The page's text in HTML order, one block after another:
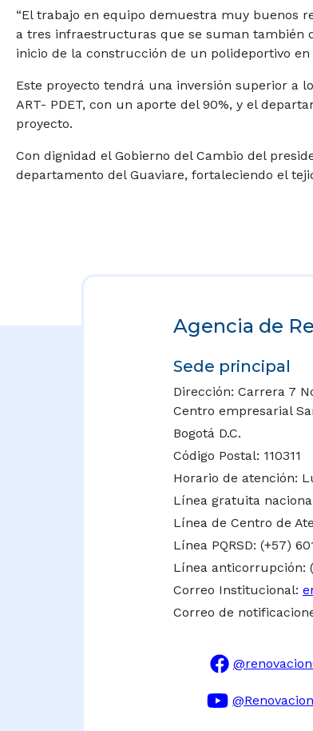
“El trabajo en equipo demuestra muy buenos
a tres infraestructuras que se suman también
inicio de la construcción de un polideportivo en
Este proyecto tendrá una inversión superior a
ART- PDET, con un aporte del 90%, y el
proyecto.
Con dignidad el Gobierno del Cambio del
departamento del Guaviare, fortaleciendo el
Agencia de
Sede principal
Dirección: Carrera 7
Centro empresarial
Bogotá D.C.
Código Postal: 110311
Horario de atención:
Línea gratuita
Línea de Centro de
Línea PQRSD: (+57)
Línea anticorrupción:
Correo Institucional:
Correo de